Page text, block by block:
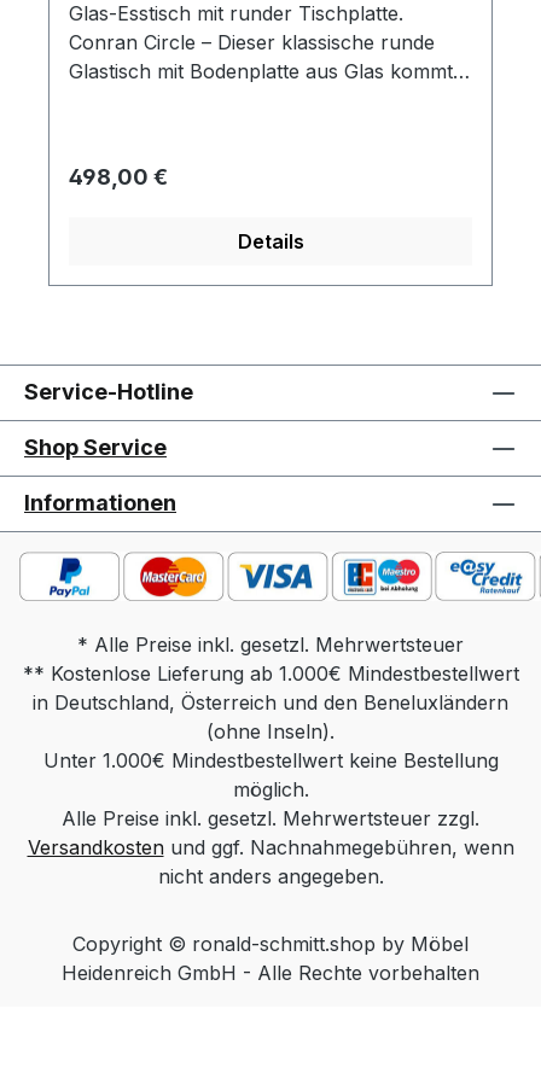
Glas-Esstisch mit runder Tischplatte.
Conran Circle – Dieser klassische runde
Glastisch mit Bodenplatte aus Glas kommt
Durchmesser 120 cm / Höhe 73 cm
Ihren Bestellvorgang wird sich unser
auch weitere Sonderwünsche äußern.
Angebot gilt für einen Tisch. Farben
können auf verschiedenen Bildschirmen
abweichen. Deko oder andere Beimöbel
sind nicht enthalten. Abbildung kann
abweichen.Tisch ist teils vormontiert
(Restmontage erforderlich).
Regulärer Preis:
498,00 €
Details
Service-Hotline
Shop Service
Informationen
* Alle Preise inkl. gesetzl. Mehrwertsteuer
** Kostenlose Lieferung ab 1.000€ Mindestbestellwert
in Deutschland, Österreich und den Beneluxländern
(ohne Inseln).
Unter 1.000€ Mindestbestellwert keine Bestellung
möglich.
Alle Preise inkl. gesetzl. Mehrwertsteuer zzgl.
Versandkostenund ggf. Nachnahmegebühren, wenn
nicht anders angegeben.
Copyright © ronald-schmitt.shop by Möbel
Heidenreich GmbH - Alle Rechte vorbehalten